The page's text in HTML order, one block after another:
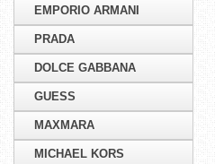
EMPORIO ARMANI
PRADA
DOLCE GABBANA
GUESS
MAXMARA
MICHAEL KORS